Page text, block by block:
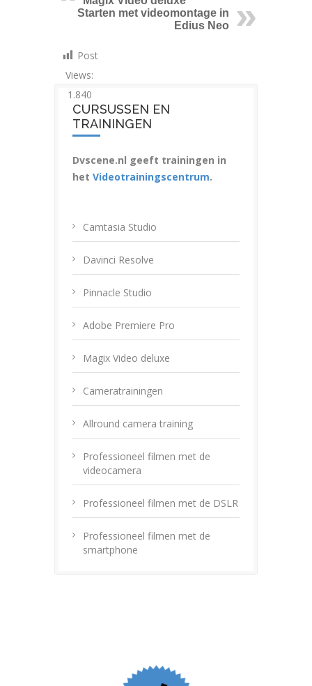
Starten met videomontage in
Edius Neo
Post
Views:
1.840
CURSUSSEN EN
TRAININGEN
Dvscene.nl geeft trainingen in
het Videotrainingscentrum.
Camtasia Studio
Davinci Resolve
Pinnacle Studio
Adobe Premiere Pro
Magix Video deluxe
Cameratrainingen
Allround camera training
Professioneel filmen met de
videocamera
Professioneel filmen met de DSLR
Professioneel filmen met de
smartphone